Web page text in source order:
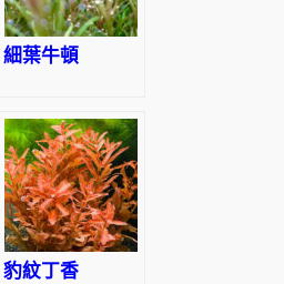
細葉牛頓
豹紋丁香